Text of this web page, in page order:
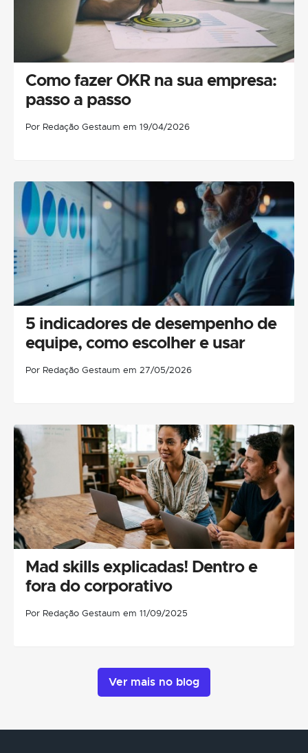
Como fazer OKR na sua empresa:
passo a passo
Por Redação Gestaum em 19/04/2026
5 indicadores de desempenho de
equipe, como escolher e usar
Por Redação Gestaum em 27/05/2026
Mad skills explicadas! Dentro e
fora do corporativo
Por Redação Gestaum em 11/09/2025
Ver mais no blog